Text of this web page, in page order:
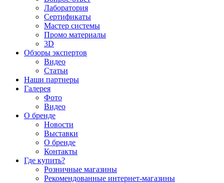
Лаборатория
Сертификаты
Мастер системы
Промо материалы
3D
Обзоры экспертов
Видео
Статьи
Наши партнеры
Галерея
Фото
Видео
О бренде
Новости
Выставки
О бренде
Контакты
Где купить?
Розничные магазины
Рекомендованные интернет-магазины